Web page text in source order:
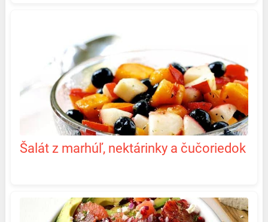
Šalát z marhúľ, nektárinky a čučoriedok